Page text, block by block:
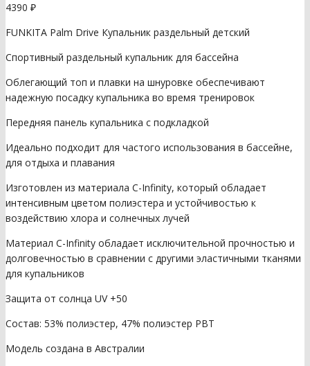
4390 ₽
FUNKITA Palm Drive Купальник раздельный детский
Спортивный раздельный купальник для бассейна
Облегающий топ и плавки на шнуровке обеспечивают
надежную посадку купальника во время тренировок
Передняя панель купальника с подкладкой
Идеально подходит для частого использования в бассейне,
для отдыха и плавания
Изготовлен из материала C-Infinity, который обладает
интенсивным цветом полиэстера и устойчивостью к
воздействию хлора и солнечных лучей
Материал C-Infinity обладает исключительной прочностью и
долговечностью в сравнении с другими эластичными тканями
для купальников
Защита от солнца UV +50
Состав: 53% полиэстер, 47% полиэстер PBT
Модель создана в Австралии